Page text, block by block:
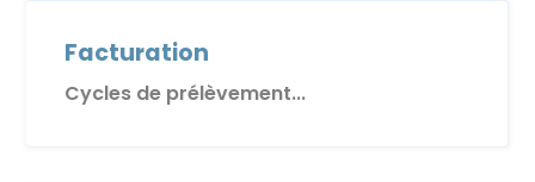
Facturation
Cycles de prélèvement...